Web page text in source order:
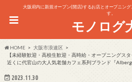
大阪府内に新規オープン(開店)するお店とオープニン
す。
モノログ
HOME
大阪市浪速区
【未経験歓迎・高校生歓迎・高時給・オープニングス
近くに代官山の大人気老舗カフェ系列ブランド『
2023.11.30